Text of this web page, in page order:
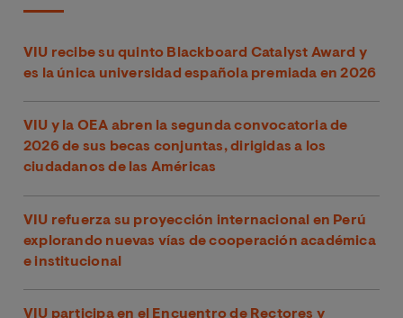
VIU recibe su quinto Blackboard Catalyst Award y
es la única universidad española premiada en 2026
VIU y la OEA abren la segunda convocatoria de
2026 de sus becas conjuntas, dirigidas a los
ciudadanos de las Américas
VIU refuerza su proyección internacional en Perú
explorando nuevas vías de cooperación académica
e institucional
VIU participa en el Encuentro de Rectores y